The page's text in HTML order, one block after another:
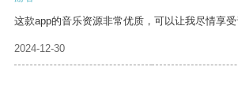
这款app的音乐资源非常优质，可以让我尽情享受
2024-12-30